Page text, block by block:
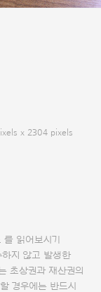
x 2304 pixels
를 읽어보시기
하지 않고 발생한
초상권과 재산권의
경우에는 반드시